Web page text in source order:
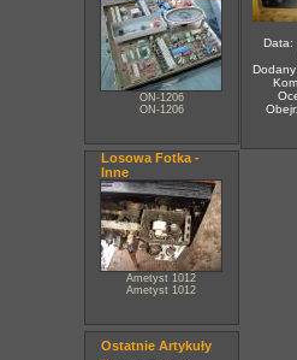
ON-1206
ON-1206
Losowa Fotka -
Inne
Ametyst 1012
Ametyst 1012
Ostatnie Artykuły
Data: